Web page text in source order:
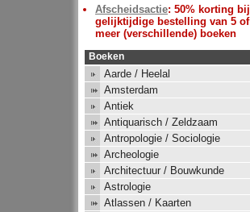
Afscheidsactie: 50% korting bij
gelijktijdige bestelling van 5 of
meer (verschillende) boeken
Boeken
Aarde / Heelal
Amsterdam
Antiek
Antiquarisch / Zeldzaam
Antropologie / Sociologie
Archeologie
Architectuur / Bouwkunde
Astrologie
Atlassen / Kaarten